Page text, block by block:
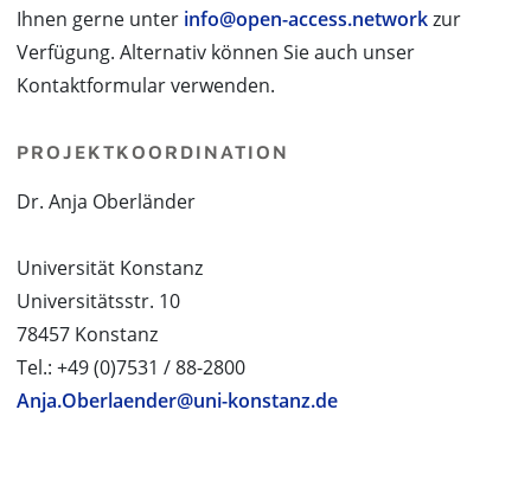
Ihnen gerne unter info@open-access.networkzur
Verfügung. Alternativ können Sie auch unser
Kontaktformular verwenden.
PROJEKTKOORDINATION
Dr. Anja Oberländer
Universität Konstanz
Universitätsstr. 10
78457 Konstanz
Tel.: +49 (0)7531 / 88-2800
Anja.Oberlaender@uni-konstanz.de